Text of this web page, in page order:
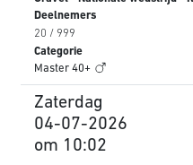
Deelnemers
20 / 999
Categorie
Master 40+
Zaterdag
04-07-2026
om 10:02